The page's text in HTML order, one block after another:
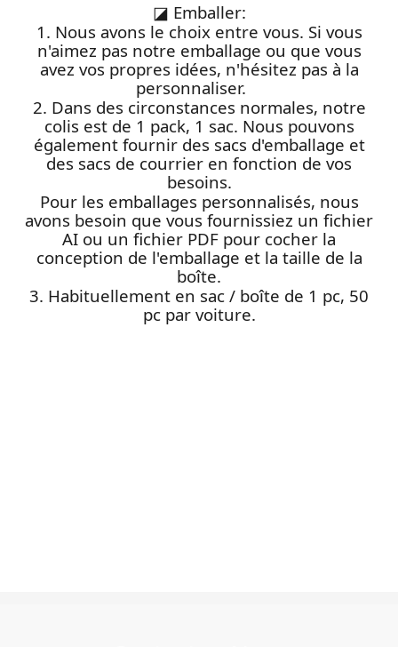
◪ Emballer:
1. Nous avons le choix entre vous. Si vous
n'aimez pas notre emballage ou que vous
avez vos propres idées, n'hésitez pas à la
personnaliser.
2. Dans des circonstances normales, notre
colis est de 1 pack, 1 sac. Nous pouvons
également fournir des sacs d'emballage et
des sacs de courrier en fonction de vos
besoins.
Pour les emballages personnalisés, nous
avons besoin que vous fournissiez un fichier
AI ou un fichier PDF pour cocher la
conception de l'emballage et la taille de la
boîte.
3. Habituellement en sac / boîte de 1 pc, 50
pc par voiture.